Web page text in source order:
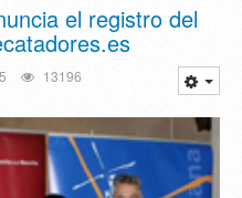
el registro del
13196